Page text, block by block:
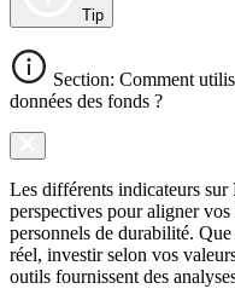
Tip
Section: Comment
données des fonds ?
Les différents indicateurs
perspectives pour aligner
personnels de durabilité.
réel, investir selon vos
outils fournissent des